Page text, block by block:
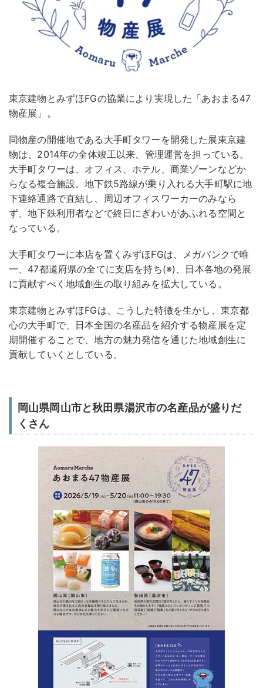
東京建物とみずほFGの協業により実現した「あおまる47
物産展」。
同物産の開催地である大手町タワーを開発した展東京建
物は、2014年の全体竣工以来、管理運営を担っている。
大手町タワーは、オフィス、ホテル、商業ゾーンなどか
らなる複合施設。地下鉄5路線が乗り入れる大手町駅に地
下連絡通路で直結し、周辺オフィスワーカーのみなら
ず、地下鉄利用者などで終日にぎわいがあふれる空間と
なっている。
大手町タワーに本店を置くみずほFGは、メガバンクで唯
一、47都道府県の全てに支店を持ち(※)、日本各地の発展
に貢献すべく地域創生の取り組みを拡大している。
東京建物とみずほFGは、こうした特徴を生かし、東京都
心の大手町で、日本全国の名産品を紹介する物産展を定
期開催することで、地方の魅力発信を通じた地域創生に
貢献していくとしている。
岡山県岡山市と秋田県湯沢市の名産品が盛りだ
くさん